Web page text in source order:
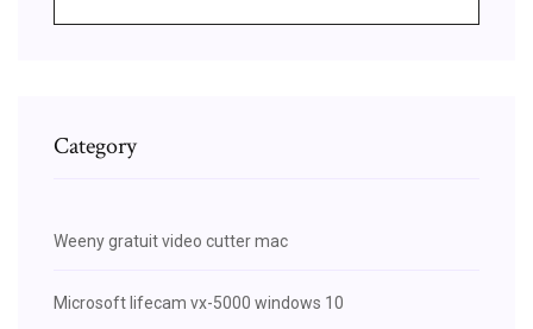
Category
Weeny gratuit video cutter mac
Microsoft lifecam vx-5000 windows 10